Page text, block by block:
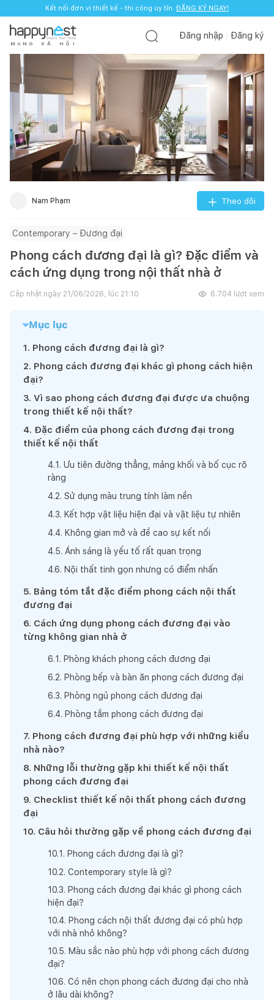
Kết nối đơn vị thiết kế - thi công uy tín. ĐĂNG KÝ NGAY!
M Ạ N G X Ã H Ộ I
Đăng nhập Đăng ký
Nam Phạm Theo dõi
Contemporary – Đương đại
Phong cách đương đại là gì? Đặc điểm và
cách ứng dụng trong nội thất nhà ở
Cập nhật ngày 21/06/2026, lúc 21:10 6.704 lượt xem
Mục lục
1. Phong cách đương đại là gì?
2. Phong cách đương đại khác gì phong cách hiện
đại?
3. Vì sao phong cách đương đại được ưa chuộng
trong thiết kế nội thất?
4. Đặc điểm của phong cách đương đại trong
thiết kế nội thất
4.1 . Ưu tiên đường thẳng, mảng khối và bố cục rõ
ràng
4.2. Sử dụng màu trung tính làm nền
4.3. Kết hợp vật liệu hiện đại và vật liệu tự nhiên
4.4. Không gian mở và đề cao sự kết nối
4.5. Ánh sáng là yếu tố rất quan trọng
4.6. Nội thất tinh gọn nhưng có điểm nhấn
5. Bảng tóm tắt đặc điểm phong cách nội thất
đương đại
6. Cách ứng dụng phong cách đương đại vào
từng không gian nhà ở
6.1 . Phòng khách phong cách đương đại
6.2. Phòng bếp và bàn ăn phong cách đương đại
6.3. Phòng ngủ phong cách đương đại
6.4. Phòng tắm phong cách đương đại
7. Phong cách đương đại phù hợp với những kiểu
nhà nào?
8. Những lỗi thường gặp khi thiết kế nội thất
phong cách đương đại
9. Checklist thiết kế nội thất phong cách đương
đại
10. Câu hỏi thường gặp về phong cách đương đại
10.1 . Phong cách đương đại là gì?
10.2. Contemporary style là gì?
10.3. Phong cách đương đại khác gì phong cách
hiện đại?
10.4. Phong cách nội thất đương đại có phù hợp
với nhà nhỏ không?
10.5. Màu sắc nào phù hợp với phong cách đương
đại?
10.6. Có nên chọn phong cách đương đại cho nhà
ở lâu dài không?